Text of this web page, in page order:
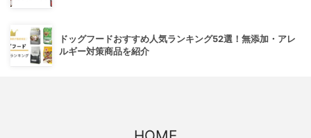
ドッグフードおすすめ人気ランキング52選！無添加・アレ
ルギー対策商品を紹介